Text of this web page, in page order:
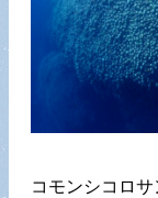
コモンシコロ